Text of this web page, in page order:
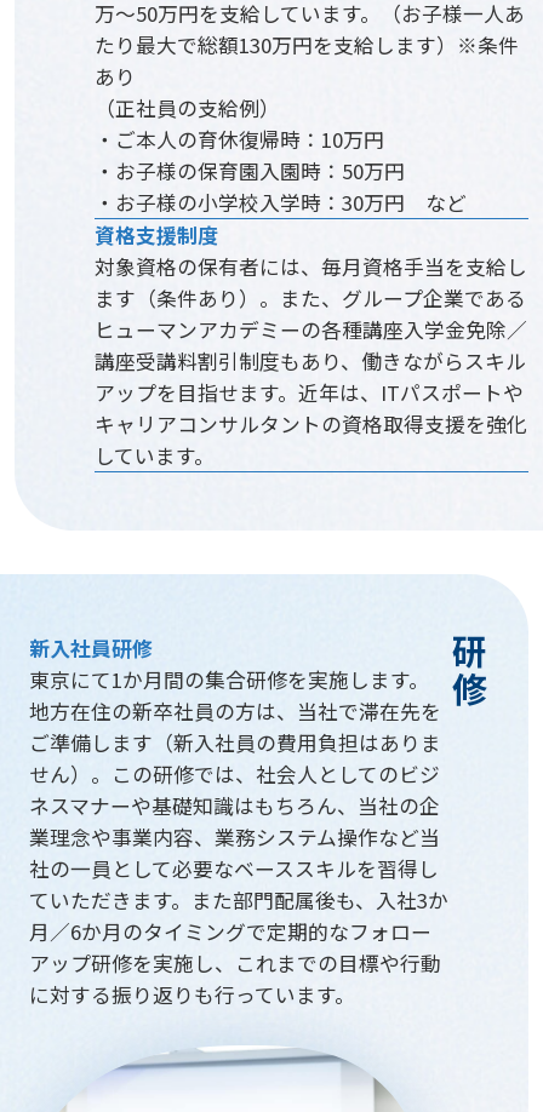
万～50万円を支給しています。（お子様一人あ
たり最大で総額130万円を支給します）※条件
あり
（正社員の支給例）
・ご本人の育休復帰時：10万円
・お子様の保育園入園時：50万円
・お子様の小学校入学時：30万円 など
資格支援制度
対象資格の保有者には、毎月資格手当を支給し
ます（条件あり）。また、グループ企業である
ヒューマンアカデミーの各種講座入学金免除／
講座受講料割引制度もあり、働きながらスキル
アップを目指せます。近年は、ITパスポートや
キャリアコンサルタントの資格取得支援を強化
しています。
研修
新入社員研修
東京にて1か月間の集合研修を実施します。
地方在住の新卒社員の方は、当社で滞在先を
ご準備します（新入社員の費用負担はありま
せん）。この研修では、社会人としてのビジ
ネスマナーや基礎知識はもちろん、当社の企
業理念や事業内容、業務システム操作など当
社の一員として必要なベーススキルを習得し
ていただきます。また部門配属後も、入社3か
月／6か月のタイミングで定期的なフォロー
アップ研修を実施し、これまでの目標や行動
に対する振り返りも行っています。